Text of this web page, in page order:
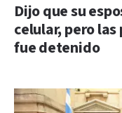
Dijo que su
celular, pero
fue detenido